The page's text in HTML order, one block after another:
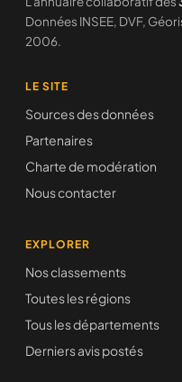
Données INSEE, DVF,
2006.
LE SITE
Sources des données
Partenaires
Charte de modération
Nous contacter
EXPLORER
Nos classements
Toutes les régions
Tous les départements
Derniers avis postés